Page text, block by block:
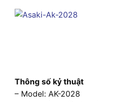
Thông số kỷ thuật
– Model: AK-2028